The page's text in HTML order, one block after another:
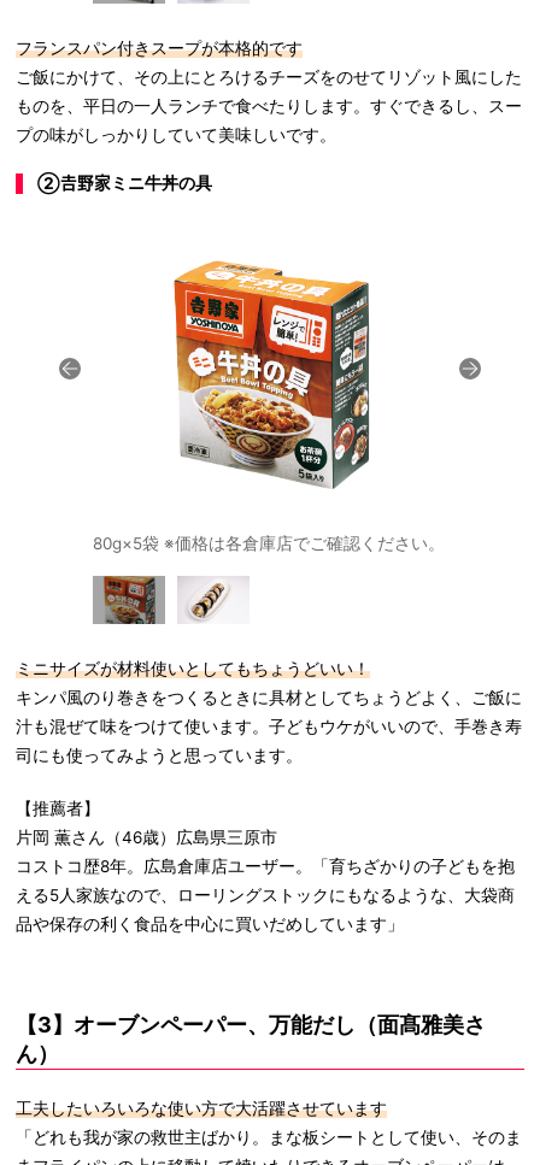
フランスパン付きスープが本格的です
ご飯にかけて、その上にとろけるチーズをのせてリゾット風にした
ものを、平日の一人ランチで食べたりします。すぐできるし、スー
プの味がしっかりしていて美味しいです。
②𠮷野家ミニ牛丼の具
80g×5袋 ※価格は各倉庫店でご確認ください。
ミニサイズが材料使いとしてもちょうどいい！
キンパ風のり巻きをつくるときに具材としてちょうどよく、ご飯に
汁も混ぜて味をつけて使います。子どもウケがいいので、手巻き寿
司にも使ってみようと思っています。
【推薦者】
片岡 薫さん（46歳）広島県三原市
コストコ歴8年。広島倉庫店ユーザー。「育ちざかりの子どもを抱
える5人家族なので、ローリングストックにもなるような、大袋商
品や保存の利く食品を中心に買いだめしています」
【3】オーブンペーパー、万能だし（面髙雅美さ
ん）
工夫したいろいろな使い方で大活躍させています
「どれも我が家の救世主ばかり。まな板シートとして使い、そのま